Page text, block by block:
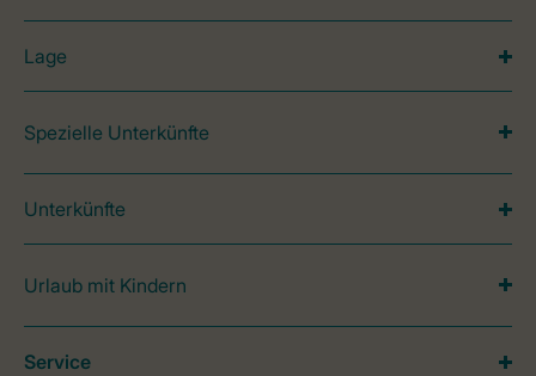
Lage
Spezielle Unterkünfte
Unterkünfte
Urlaub mit Kindern
Service